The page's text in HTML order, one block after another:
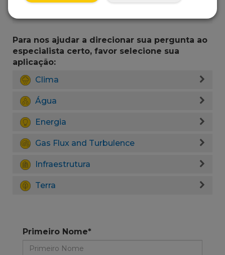
Para nos ajudar a direcionar sua pergunta ao
especialista certo, favor selecione sua
aplicação:
Clima
Água
Energia
Gas Flux and Turbulence
Infraestrutura
Terra
Primeiro Nome*